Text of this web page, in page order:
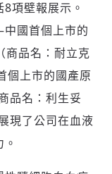
8項壁報展示。
國首個上市的
商品名：耐立克
個上市的國產原
品名：利生妥
現了公司在血液